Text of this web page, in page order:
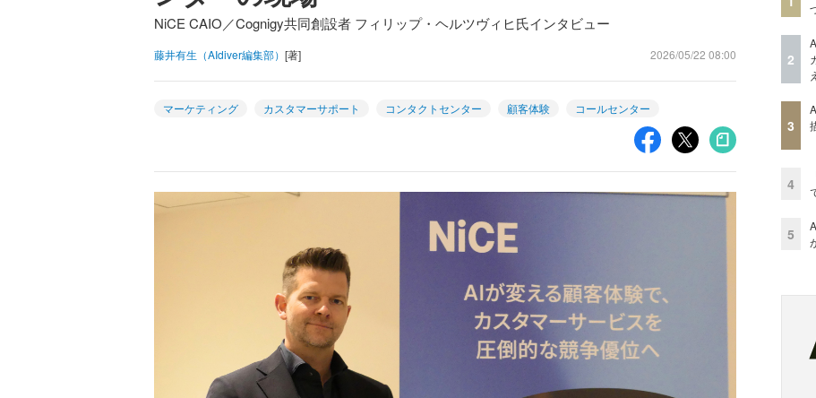
NiCE CAIO／Cognigy共同創設者 フィリップ・ヘルツヴィヒ氏インタビュー
藤井有生（AIdiver編集部） [著] 2026/05/22 08:00
マーケティング カスタマーサポート コンタクトセンター 顧客体験 コールセンター
2
え
3
4
5